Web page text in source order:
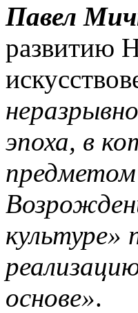
Павел
развитию
эпоха, в
предметом
культуре»
основе».